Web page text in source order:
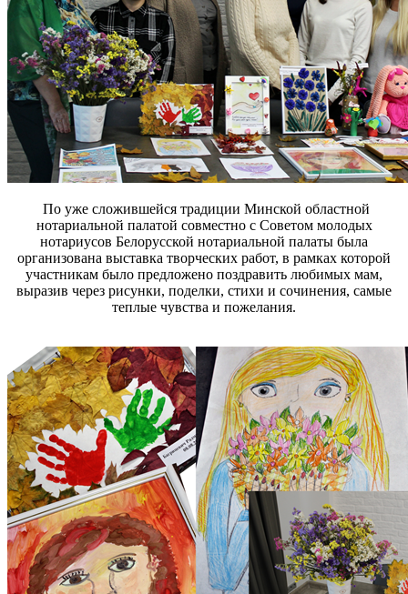
По уже сложившейся традиции Минской областной
нотариальной палатой совместно с Советом молодых
нотариусов Белорусской нотариальной палаты была
организована выставка творческих работ, в рамках которой
участникам было предложено поздравить любимых мам,
выразив через рисунки, поделки, стихи и сочинения, самые
теплые чувства и пожелания.